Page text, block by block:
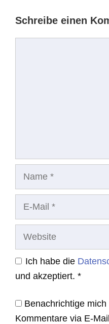
Schreibe einen
Ich habe die
und akzeptiert. *
Benachrichtige
Kommentare via E-